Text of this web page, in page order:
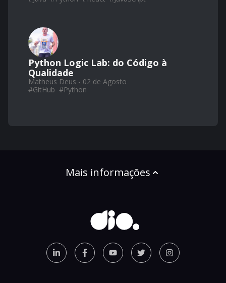
Python Logic Lab: do Código à
Qualidade
Matheus Deus - 02 de Agosto
#GitHub #Python
Mais informações